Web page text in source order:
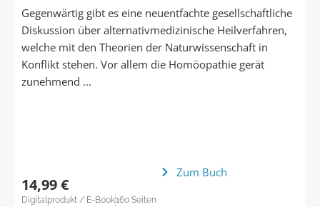
Gegenwärtig gibt es eine neuentfachte gesellschaftliche
Diskussion über alternativmedizinische Heilverfahren,
welche mit den Theorien der Naturwissenschaft in
Konflikt stehen. Vor allem die Homöopathie gerät
zunehmend ...
14,99 €
Digitalprodukt / E-Book160 Seiten
Zum Buch